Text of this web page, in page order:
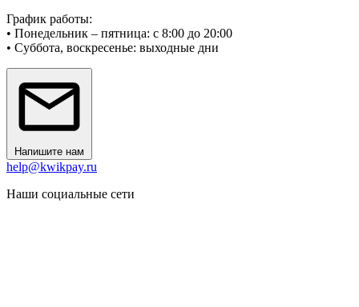
График работы:
• Понедельник – пятница: с 8:00 до 20:00
• Суббота, воскресенье: выходные дни
Напишите нам
help@kwikpay.ru
Наши социальные сети